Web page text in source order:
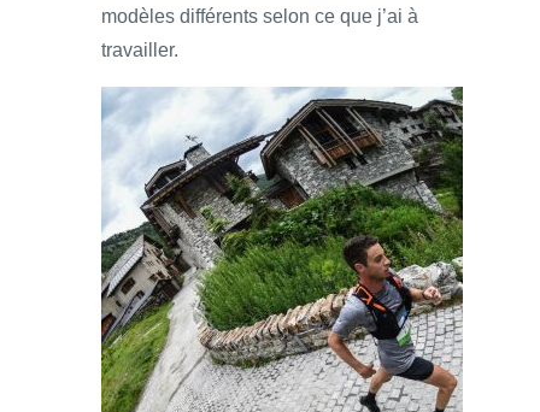
modèles différents selon ce que j’ai à
travailler.